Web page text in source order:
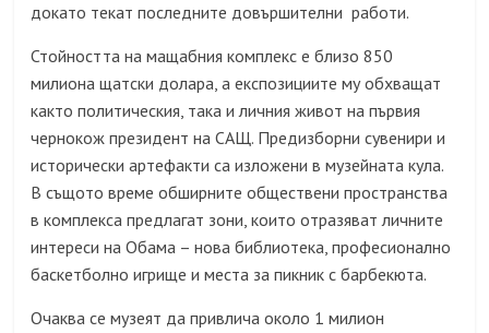
докато текат последните довършителни работи.
Стойността на мащабния комплекс е близо 850
милиона щатски долара, а експозициите му обхващат
както политическия, така и личния живот на първия
чернокож президент на САЩ. Предизборни сувенири и
исторически артефакти са изложени в музейната кула.
В същото време обширните обществени пространства
в комплекса предлагат зони, които отразяват личните
интереси на Обама – нова библиотека, професионално
баскетболно игрище и места за пикник с барбекюта.
Очаква се музеят да привлича около 1 милион